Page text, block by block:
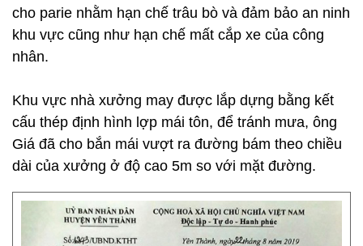
cho parie nhằm hạn chế trâu bò và đảm bảo an ninh
khu vực cũng như hạn chế mất cắp xe của công
nhân.
Khu vực nhà xưởng may được lắp dựng bằng kết
cấu thép định hình lợp mái tôn, để tránh mưa, ông
Giá đã cho bắn mái vượt ra đường bám theo chiều
dài của xưởng ở độ cao 5m so với mặt đường.